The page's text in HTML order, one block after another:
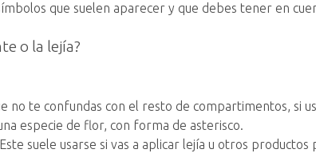
que suelen aparecer y que debes tener en
o la lejía?
no te confundas con el resto de compartimentos, si
especie de flor, con forma de asterisco.
suele usarse si vas a aplicar lejía u otros productos